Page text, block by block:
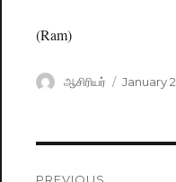
(Ram)
Author
ஆசிரியர்
Posted
January